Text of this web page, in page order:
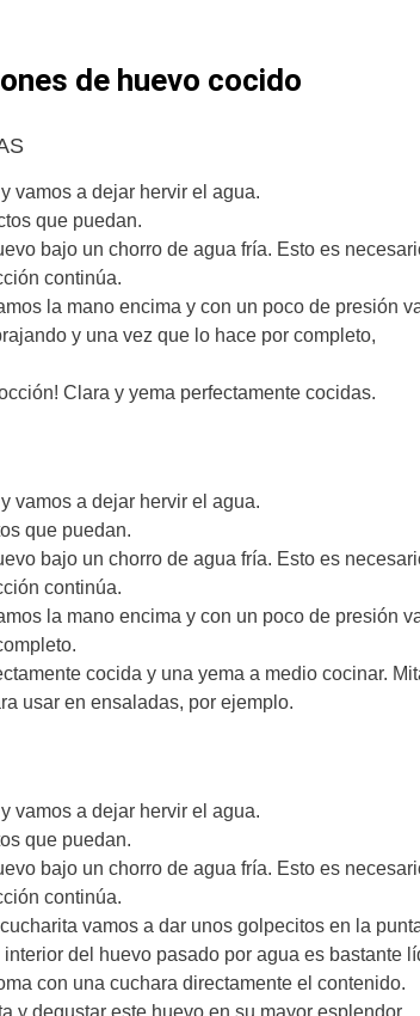
de huevo cocido
vamos a dejar hervir el agua.
que puedan.
bajo un chorro de agua fría. Esto es
continúa.
la mano encima y con un poco de presión
y una vez que lo hace por completo,
Clara y yema perfectamente cocidas.
vamos a dejar hervir el agua.
que puedan.
bajo un chorro de agua fría. Esto es
continúa.
la mano encima y con un poco de presión
cocida y una yema a medio cocinar.
usar en ensaladas, por ejemplo.
vamos a dejar hervir el agua.
que puedan.
bajo un chorro de agua fría. Esto es
continúa.
vamos a dar unos golpecitos en la
del huevo pasado por agua es bastante
con una cuchara directamente el contenido.
y degustar este huevo en su mayor esplendor.